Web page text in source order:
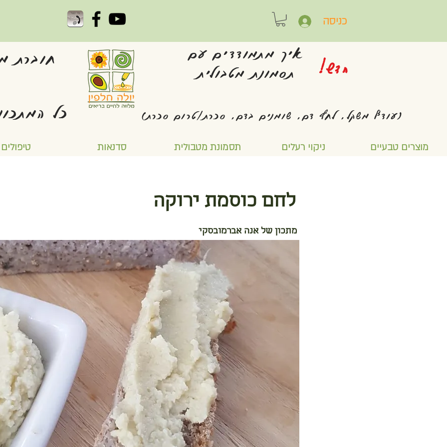
כניסה
חוברת
כל
איך מתמודדים עם
תסמונת מטבולית
חדש!
(עודף משקל, לחץ דם, שומנים בדם, סכרת/טרום סכרת)
מוצרים טבעיים ניקוי רעלים תסמונת מטבולית סדנאות טיפולים
לחם כוסמת ירוקה
מתכון של אנה אברמובסקי